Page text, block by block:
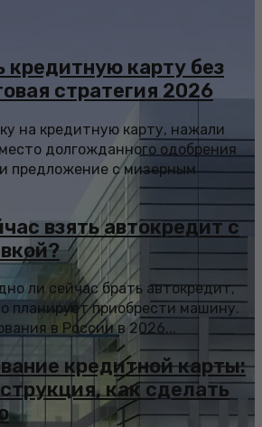
кредитную карту без
стратегия 2026
на кредитную карту, нажали
долгожданного одобрения
предложение с мизерным
взять автокредит с
ли сейчас брать автокредит,
планирует приобрести машину.
в России в 2026...
кредитной карты:
как сделать